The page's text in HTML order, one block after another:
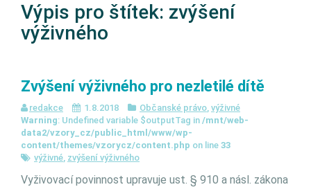
Výpis pro štítek: zvýšení
výživného
Zvýšení výživného pro nezletilé dítě
redakce 1.8.2018 Občanské právo, výživné
Warning: Undefined variable $outputTag in /mnt/web-
data2/vzory_cz/public_html/www/wp-
content/themes/vzorycz/content.php on line 33
výživné, zvýšení výživného
Vyživovací povinnost upravuje ust. § 910 a násl. zákona